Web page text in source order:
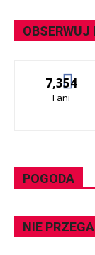
OBSERWUJ
7,354
Fani
POGODA
NIE